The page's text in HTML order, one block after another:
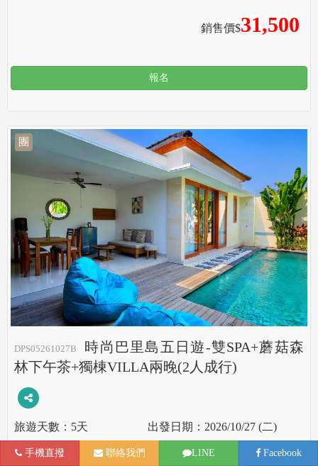
銷售價$31,500
報名
團
DPS05261027B
時尚巴里島五日遊-雙SPA+蘑菇森
林下午茶+獨棟VILLA兩晚(2人成行)
5天 2026/10/27 (二)
航班 機位16
手機直撥 聯絡我們 LINE Facebook